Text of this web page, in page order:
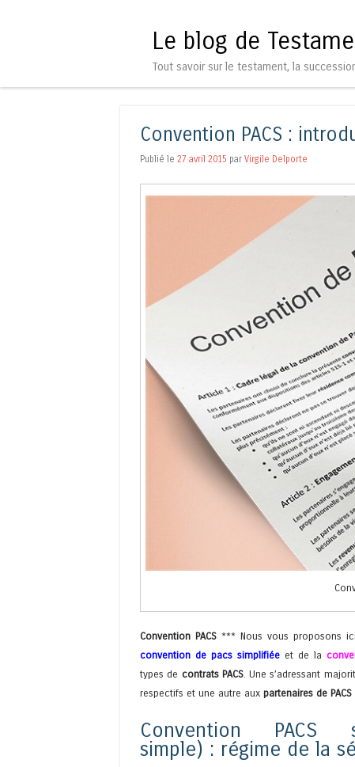
Le blog de
Tout savoir sur le testament, la
Convention PACS :
Publié le 27 avril 2015 par Virgile Delporte
Convention PACS *** Nous vous proposons
convention de pacs simplifiée et de la
types de contrats PACS. Une s’adressant
respectifs et une autre aux partenaires de PACS
Convention PACS
simple) : régime de la